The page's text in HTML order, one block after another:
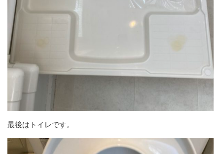
最後はトイレです。